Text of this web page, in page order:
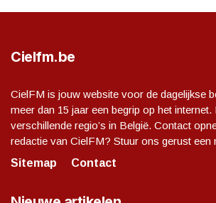
Cielfm.be
CielFM is jouw website voor de dagelijkse
meer dan 15 jaar een begrip op het internet.
verschillende regio’s in België. Contact
redactie van CielFM? Stuur ons gerust een
Sitemap
Contact